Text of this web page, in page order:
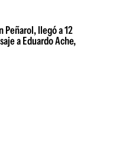
Peñarol, llegó a 12
a Eduardo Ache,